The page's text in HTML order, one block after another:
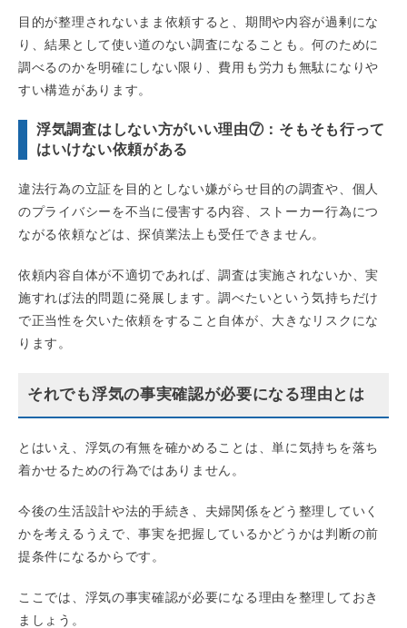
目的が整理されないまま依頼すると、期間や内容が過剰にな
り、結果として使い道のない調査になることも。何のために
調べるのかを明確にしない限り、費用も労力も無駄になりや
すい構造があります。
浮気調査はしない方がいい理由⑦：そもそも行って
はいけない依頼がある
違法行為の立証を目的としない嫌がらせ目的の調査や、個人
のプライバシーを不当に侵害する内容、ストーカー行為につ
ながる依頼などは、探偵業法上も受任できません。
依頼内容自体が不適切であれば、調査は実施されないか、実
施すれば法的問題に発展します。調べたいという気持ちだけ
で正当性を欠いた依頼をすること自体が、大きなリスクにな
ります。
それでも浮気の事実確認が必要になる理由とは
とはいえ、浮気の有無を確かめることは、単に気持ちを落ち
着かせるための行為ではありません。
今後の生活設計や法的手続き、夫婦関係をどう整理していく
かを考えるうえで、事実を把握しているかどうかは判断の前
提条件になるからです。
ここでは、浮気の事実確認が必要になる理由を整理しておき
ましょう。